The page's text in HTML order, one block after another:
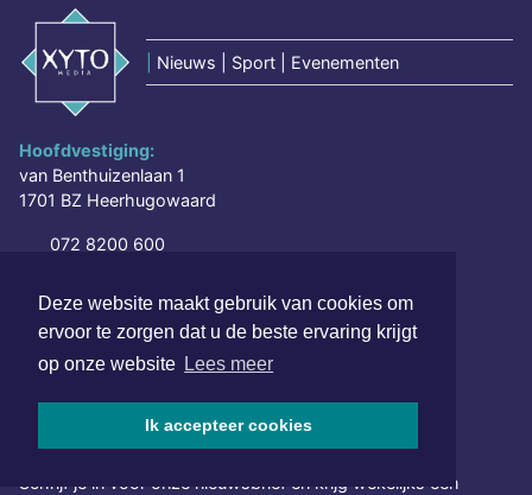
Deze website maakt gebruik van cookies om
ervoor te zorgen dat u de beste ervaring krijgt
op onze website Lees meer
Ik accepteer cookies
Nieuws | Sport | Evenementen
Hoofdvestiging:
van Benthuizenlaan 1
1701 BZ Heerhugowaard
072 8200 600
www.xyto.nl
NIEUWSBRIEF AANMELDEN
Schrijf je in voor onze nieuwsbrief en krijg wekelijks een